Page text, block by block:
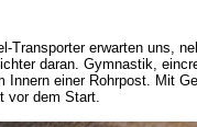
erwarten uns,
daran. Gymnastik,
einer Rohrpost. Mit
vor dem Start.